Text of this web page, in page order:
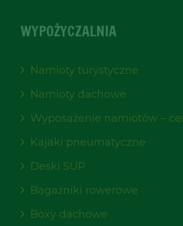
WYPOŻYCZALNIA
Namioty turystyczne
Namioty dachowe
Wyposażenie namiotów –
Kajaki pneumatyczne
Deski SUP
Bagażniki rowerowe
Boxy dachowe